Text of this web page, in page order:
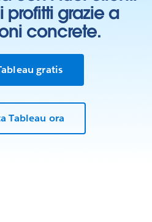
grazie a
concrete.
gratis
Tableau ora